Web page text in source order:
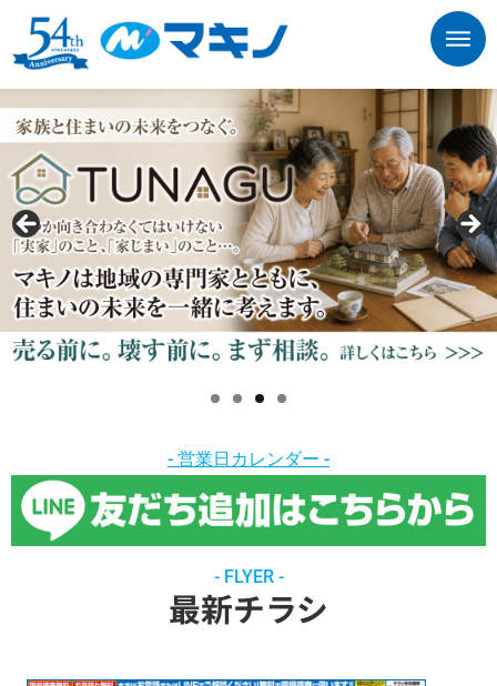
- 営業日カレンダー -
- FLYER -
最新チラシ